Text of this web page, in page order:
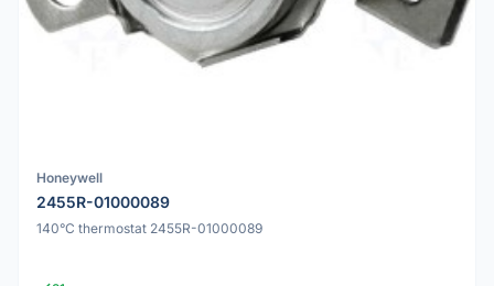
Honeywell
2455R-01000089
140°C thermostat 2455R-01000089